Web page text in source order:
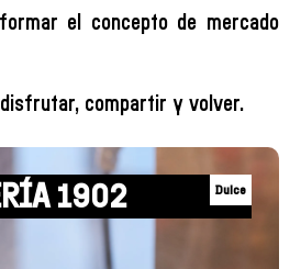
el concepto de mercado
disfrutar, compartir y volver.
1902 Dulce